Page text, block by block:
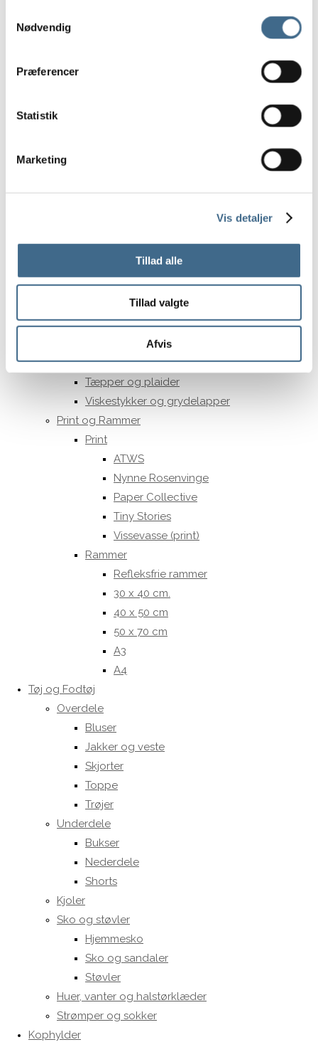
Nødvendig
Præferencer
Statistik
Marketing
Vis detaljer
Tillad alle
Tillad valgte
Afvis
Opbevaring
Potter og krukker
Potter
Duge
Køkkenhåndklæder
Puder og hynder
Puder
Pudefyld
Sengetæpper
Tehætter
Tæpper og plaider
Viskestykker og grydelapper
Print og Rammer
Print
ATWS
Nynne Rosenvinge
Paper Collective
Tiny Stories
Vissevasse (print)
Rammer
Refleksfrie rammer
30 x 40 cm.
40 x 50 cm
50 x 70 cm
A3
A4
Tøj og Fodtøj
Overdele
Bluser
Jakker og veste
Skjorter
Toppe
Trøjer
Underdele
Bukser
Nederdele
Shorts
Kjoler
Sko og støvler
Hjemmesko
Sko og sandaler
Støvler
Huer, vanter og halstørklæder
Strømper og sokker
Kophylder